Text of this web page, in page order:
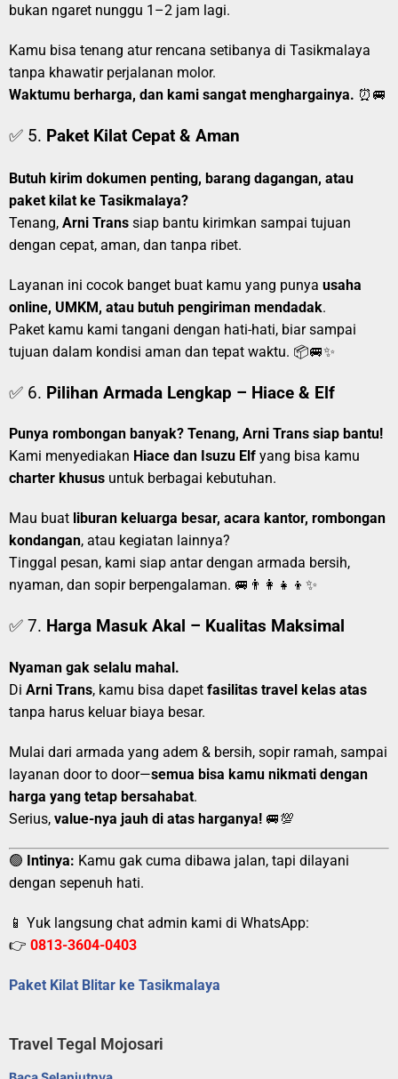
bukan ngaret nunggu 1–2 jam lagi.
Kamu bisa tenang atur rencana setibanya di Tasikmalaya
tanpa khawatir perjalanan molor.
Waktumu berharga, dan kami sangat menghargainya. ⏰🚐
✅ 5. Paket Kilat Cepat & Aman
Butuh kirim dokumen penting, barang dagangan, atau
paket kilat ke Tasikmalaya?
Tenang, Arni Trans siap bantu kirimkan sampai tujuan
dengan cepat, aman, dan tanpa ribet.
Layanan ini cocok banget buat kamu yang punya usaha
online, UMKM, atau butuh pengiriman mendadak.
Paket kamu kami tangani dengan hati-hati, biar sampai
tujuan dalam kondisi aman dan tepat waktu. 📦🚐✨
✅ 6. Pilihan Armada Lengkap – Hiace & Elf
Punya rombongan banyak? Tenang, Arni Trans siap bantu!
Kami menyediakan Hiace dan Isuzu Elf yang bisa kamu
charter khusus untuk berbagai kebutuhan.
Mau buat liburan keluarga besar, acara kantor, rombongan
kondangan, atau kegiatan lainnya?
Tinggal pesan, kami siap antar dengan armada bersih,
nyaman, dan sopir berpengalaman. 🚐👨‍👩‍👧‍👦✨
✅ 7. Harga Masuk Akal – Kualitas Maksimal
Nyaman gak selalu mahal.
Di Arni Trans, kamu bisa dapet fasilitas travel kelas atas
tanpa harus keluar biaya besar.
Mulai dari armada yang adem & bersih, sopir ramah, sampai
layanan door to door—semua bisa kamu nikmati dengan
harga yang tetap bersahabat.
Serius, value-nya jauh di atas harganya! 🚐💯
🟢 Intinya: Kamu gak cuma dibawa jalan, tapi dilayani
dengan sepenuh hati.
📱 Yuk langsung chat admin kami di WhatsApp:
👉 0813-3604-0403
Paket Kilat Blitar ke Tasikmalaya
Travel Tegal Mojosari